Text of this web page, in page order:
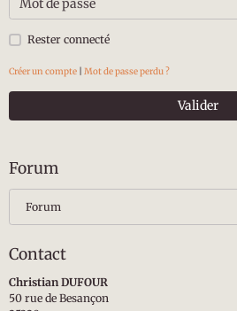
Rester connecté
Créer un compte | Mot de passe perdu ?
Valider
Forum
Forum
Contact
Christian DUFOUR
50 rue de Besançon